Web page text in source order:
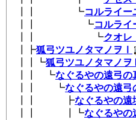
┃┃ ┗コルライー
┃┃ ┗コルライ
┃┃ ┗クオレ
┃┣狐弓ツユノタマノヲⅠ
┃┃┗狐弓ツユノタマノヲ
┃┃ ┗なぐるやの遠弓の
┃┃ ┗なぐるやの遠弓
┃┃ ┣なぐるやの遠
┃┃ ┃┗なぐるやの